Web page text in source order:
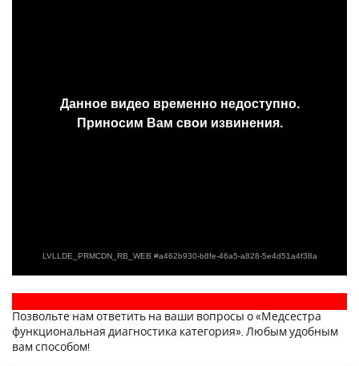
Позвольте нам ответить на ваши вопросы о «Медсестра
функциональная диагностика категория». Любым удобным
вам способом!